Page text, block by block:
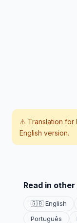
⚠️ Translation for
English version.
Read in
🇬🇧 English
Português